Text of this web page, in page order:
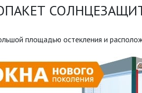
площадью остекления и